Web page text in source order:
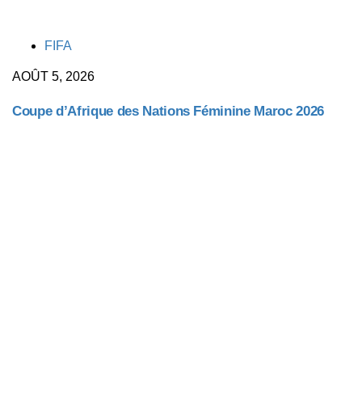
TAGSFIFA
AOÛT 5, 2026
Coupe d’Afrique des Nations Féminine Maroc 2026